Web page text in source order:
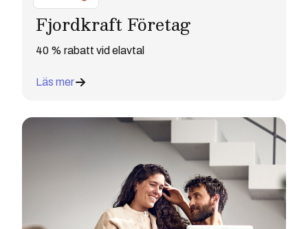
Fjordkraft Företag
40 % rabatt vid elavtal
Läs mer